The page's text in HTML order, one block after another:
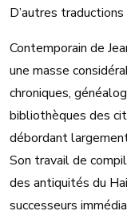
D’autres
Contemporain de
une masse
chroniques,
bibliothèques des
débordant
Son travail de
des antiquités du
successeurs